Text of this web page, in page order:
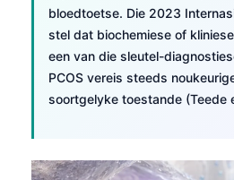
bloedtoetse. Die 2023
stel dat biochemiese of
een van die sleutel-
PCOS vereis steeds
soortgelyke toestande (Teede